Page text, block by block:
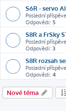
S6R - servo
Poslední
Odpovědi: 5
S8R a FrSky
Poslední
Odpovědi: 3
S8R rozsah
Poslední
Odpovědi: 4
Nové téma